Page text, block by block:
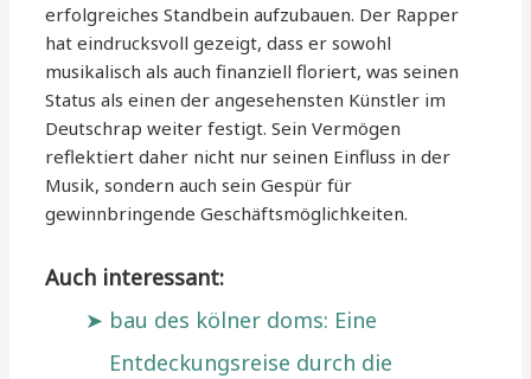
erfolgreiches Standbein aufzubauen. Der Rapper
hat eindrucksvoll gezeigt, dass er sowohl
musikalisch als auch finanziell floriert, was seinen
Status als einen der angesehensten Künstler im
Deutschrap weiter festigt. Sein Vermögen
reflektiert daher nicht nur seinen Einfluss in der
Musik, sondern auch sein Gespür für
gewinnbringende Geschäftsmöglichkeiten.
Auch interessant:
bau des kölner doms: Eine
Entdeckungsreise durch die